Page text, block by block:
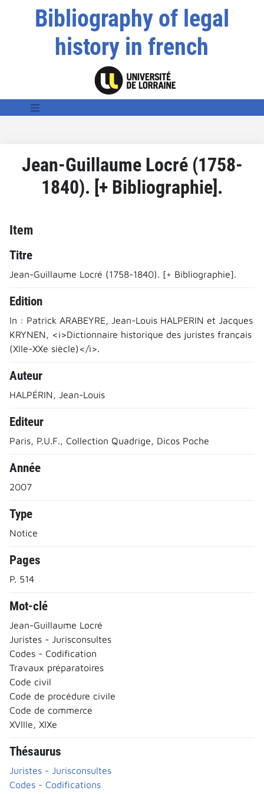
Bibliography of legal
history in french
Jean-Guillaume Locré (1758-
1840). [+ Bibliographie].
Item
Titre
Jean-Guillaume Locré (1758-1840). [+ Bibliographie].
Edition
In : Patrick ARABEYRE, Jean-Louis HALPERIN et Jacques
KRYNEN, <i>Dictionnaire historique des juristes français
(XIIe-XXe siècle)</i>.
Auteur
HALPÉRIN, Jean-Louis
Editeur
Paris, P.U.F., Collection Quadrige, Dicos Poche
Année
2007
Type
Notice
Pages
P. 514
Mot-clé
Jean-Guillaume Locré
Juristes - Jurisconsultes
Codes - Codification
Travaux préparatoires
Code civil
Code de procédure civile
Code de commerce
XVIIIe, XIXe
Thésaurus
Juristes - Jurisconsultes
Codes - Codifications